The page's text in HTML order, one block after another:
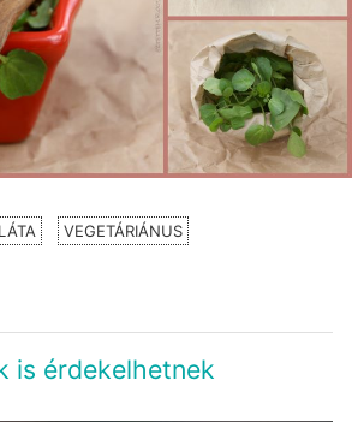
VEGETÁRIÁNUS
is érdekelhetnek